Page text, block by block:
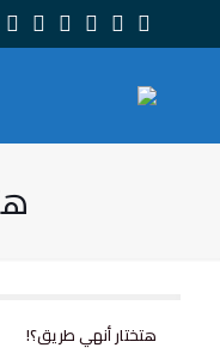
هتختار أنهي طريق؟!